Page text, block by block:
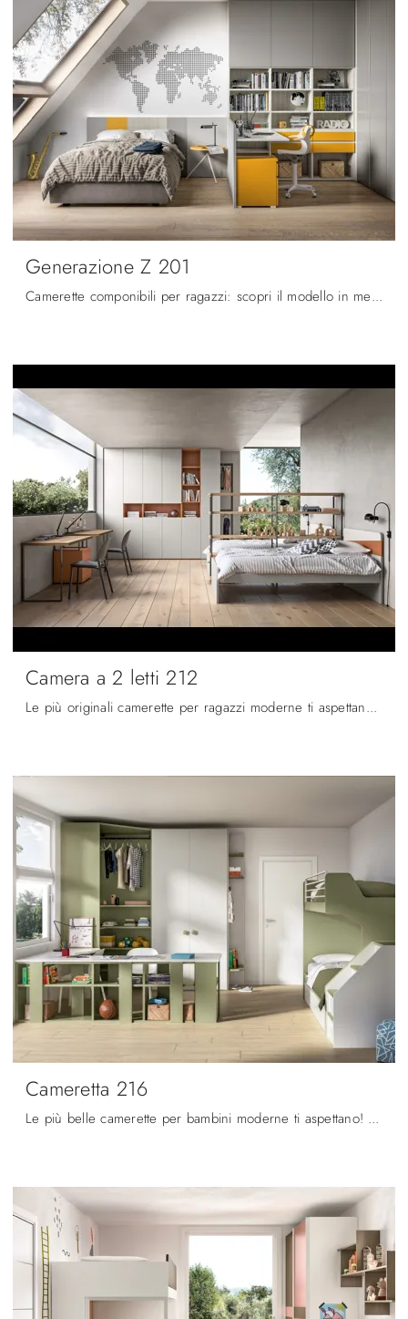
Generazione Z 201
Camerette componibili per ragazzi: scopri il modello in melaminico Generazione Z 201 di Zg Mobili per stanzette moderne.
Camera a 2 letti 212
Le più originali camerette per ragazzi moderne ti aspettano! Scopri il modello Camera a 2 letti 212 di Zg Mobili.
Cameretta 216
Le più belle camerette per bambini moderne ti aspettano! Scopri il modello Cameretta 216 di Zg Mobili.